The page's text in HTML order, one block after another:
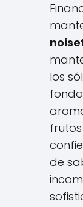
los
de